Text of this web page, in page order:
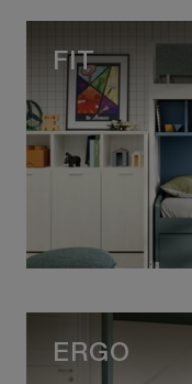
FIT
ERGO